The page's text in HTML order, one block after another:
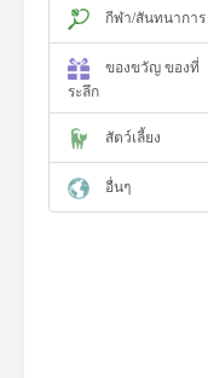
กีฬา/สันทนาการ
ของขวัญ ของที่
ระลึก
สัตว์เลี้ยง
อื่นๆ